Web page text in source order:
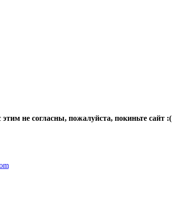
не согласны, пожалуйста, покиньте сайт :(